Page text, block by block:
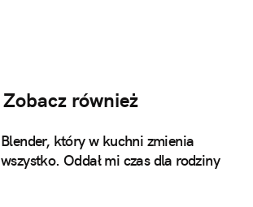
Zobacz również
Blender, który w kuchni zmienia
wszystko. Oddał mi czas dla rodziny